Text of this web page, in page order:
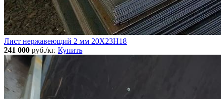
Лист нержавеющий 2 мм 20Х23Н18
241 000 руб./кг. Купить